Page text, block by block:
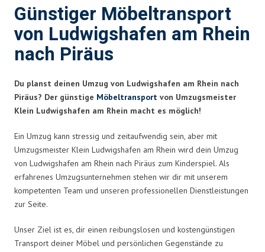
Günstiger Möbeltransport
von Ludwigshafen am Rhein
nach Piräus
Du planst deinen Umzug von Ludwigshafen am Rhein nach
Piräus? Der günstige Möbeltransport von Umzugsmeister
Klein Ludwigshafen am Rhein macht es möglich!
Ein Umzug kann stressig und zeitaufwendig sein, aber mit
Umzugsmeister Klein Ludwigshafen am Rhein wird dein Umzug
von Ludwigshafen am Rhein nach Piräus zum Kinderspiel. Als
erfahrenes Umzugsunternehmen stehen wir dir mit unserem
kompetenten Team und unseren professionellen Dienstleistungen
zur Seite.
Unser Ziel ist es, dir einen reibungslosen und kostengünstigen
Transport deiner Möbel und persönlichen Gegenstände zu